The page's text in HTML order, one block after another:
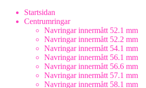
Startsidan
Centrumringar
Navringar innermått 52.1 mm
Navringar innermått 52.2 mm
Navringar innermått 54.1 mm
Navringar innermått 56.1 mm
Navringar innermått 56.6 mm
Navringar innermått 57.1 mm
Navringar innermått 58.1 mm